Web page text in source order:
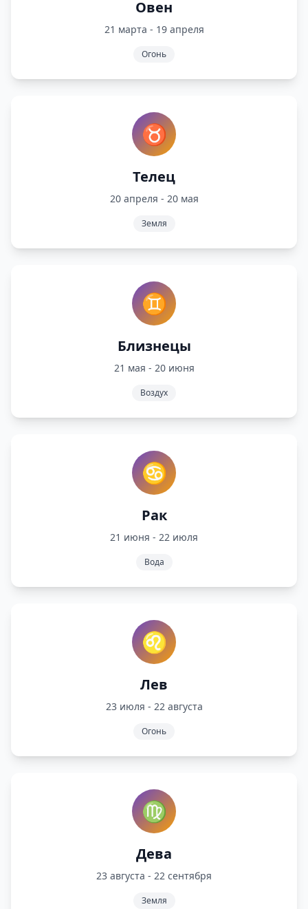
Овен
21 марта - 19 апреля
Огонь
♉
Телец
20 апреля - 20 мая
Земля
♊
Близнецы
21 мая - 20 июня
Воздух
♋
Рак
21 июня - 22 июля
Вода
♌
Лев
23 июля - 22 августа
Огонь
♍
Дева
23 августа - 22 сентября
Земля